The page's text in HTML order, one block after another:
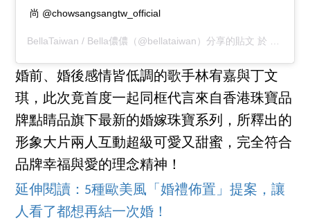
尚 @chowsangsangtw_official
BellaTaiwan / Bella儂儂 （@bellataiwan）分享的貼文 於 PDT
婚前、婚後感情皆低調的歌手林宥嘉與丁文
琪，此次竟首度一起同框代言來自香港珠寶品
牌點睛品旗下最新的婚嫁珠寶系列，所釋出的
形象大片兩人互動超級可愛又甜蜜，完全符合
品牌幸福與愛的理念精神！
延伸閱讀：5種歐美風「婚禮佈置」提案，讓
人看了都想再結一次婚！